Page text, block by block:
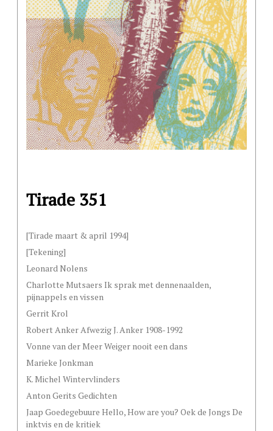
Tirade 351
[Tirade maart & april 1994]
[Tekening]
Leonard Nolens
Charlotte Mutsaers Ik sprak met dennenaalden,
pijnappels en vissen
Gerrit Krol
Robert Anker Afwezig J. Anker 1908-1992
Vonne van der Meer Weiger nooit een dans
Marieke Jonkman
K. Michel Wintervlinders
Anton Gerits Gedichten
Jaap Goedegebuure Hello, How are you? Oek de Jongs De
inktvis en de kritiek